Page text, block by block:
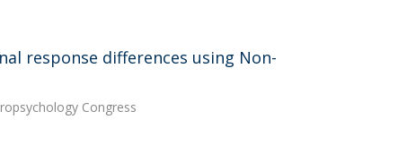
response differences using Non-
Congress